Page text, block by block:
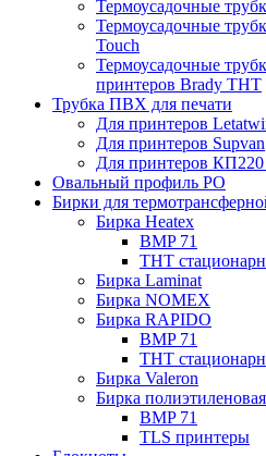
Термоусадочные
Термоусадочные
Touch
Термоусадочные
принтеров Brady THT
Трубка ПВХ для печати
Для принтеров
Для принтеров Supvan
Для принтеров
Овальный профиль PO
Бирки для
Бирка Heatex
BMP 71
THT
Бирка Laminat
Бирка NOMEX
Бирка RAPIDO
BMP 71
THT
Бирка Valeron
Бирка полиэтиленовая
BMP 71
TLS принтеры